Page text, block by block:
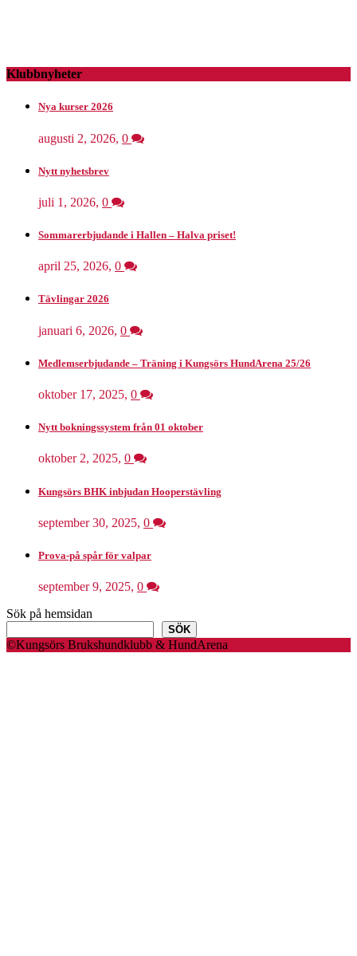
Klubbnyheter
Nya kurser 2026
augusti 2, 2026, 0
Nytt nyhetsbrev
juli 1, 2026, 0
Sommarerbjudande i Hallen – Halva priset!
april 25, 2026, 0
Tävlingar 2026
januari 6, 2026, 0
Medlemserbjudande – Träning i Kungsörs HundArena 25/26
oktober 17, 2025, 0
Nytt bokningssystem från 01 oktober
oktober 2, 2025, 0
Kungsörs BHK inbjudan Hooperstävling
september 30, 2025, 0
Prova-på spår för valpar
september 9, 2025, 0
Sök på hemsidan
SÖK
©Kungsörs Brukshundklubb & HundArena